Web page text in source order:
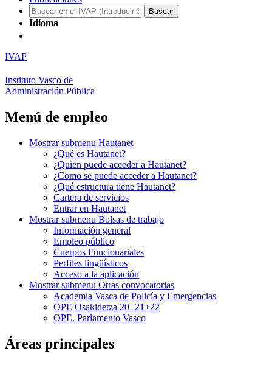
Idioma
IVAP
Instituto Vasco de
Administración Pública
Menú de empleo
Mostrar submenu Hautanet
¿Qué es Hautanet?
¿Quién puede acceder a Hautanet?
¿Cómo se puede acceder a Hautanet?
¿Qué estructura tiene Hautanet?
Cartera de servicios
Entrar en Hautanet
Mostrar submenu Bolsas de trabajo
Información general
Empleo público
Cuerpos Funcionariales
Perfiles lingüísticos
Acceso a la aplicación
Mostrar submenu Otras convocatorias
Academia Vasca de Policía y Emergencias
OPE Osakidetza 20+21+22
OPE. Parlamento Vasco
Áreas principales